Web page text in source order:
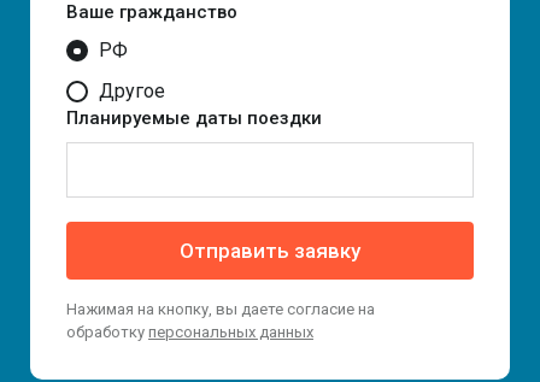
Ваше гражданство
РФ
Другое
Планируемые даты поездки
Отправить заявку
Нажимая на кнопку, вы даете согласие на
обработку персональных данных